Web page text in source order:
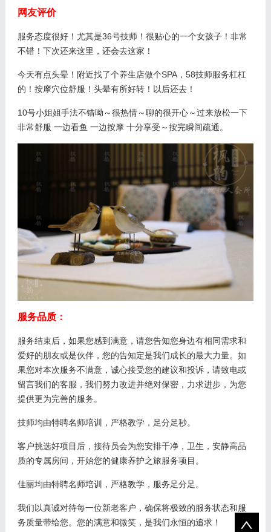
网友评价
服务态度很好！尤其是36号技师！很贴心的一个女孩子！非常
不错！下次还来这里，还会去这家！
今天有点头晕！附近找了个养生店做个SPA，58技师服务杠杠
的！按摩穴位舒服！头晕有所好转！以后还去！
10号小姐姐手法不错呦～很热情～聊的很开心～过来放松一下
非常舒服 一边看鱼 一边按摩 十分享受～按完瞬间疏通。
服务品质：
服务结束后，如果您感到满意，请您告知您身边有相同需求和
爱好的朋友或是伙伴，您的告知定是我们成长的最大力量。如
果您对本次服务不满意，诚心接受您的建议和投诉，请致电或
留言我们的客服，我们努力改进并绝对保密，力求进步，为您
提供更为完善的服务。
技师均由特聘名师培训，严格教学，足分足秒。
客户挑选好项目后，接待员会为您安排干净，卫生，安静高品
质的专属房间，开始您的健康养护之旅服务项目。
佳丽均由特聘名师培训，严格教学，服务足分足。
我们以真诚对待每一位新老客户，确保将极致的服务状态和服
务质量带给您。您的满意和微笑，是我们永恒的追求！